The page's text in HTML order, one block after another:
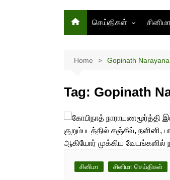
செய்திகள்
இந்தியா
Home Gopinath
Tag: Gopinath
சினிமா சினிமா செய்திகள்